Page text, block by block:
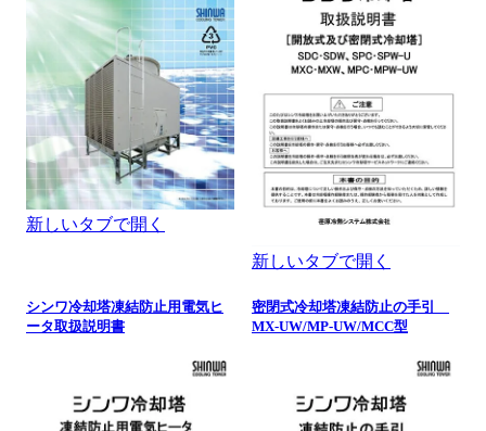
新しいタブで開く
新しいタブで開く
シンワ冷却塔凍結防止用電気ヒ
ータ取扱説明書
密閉式冷却塔凍結防止の手引
MX-UW/MP-UW/MCC型